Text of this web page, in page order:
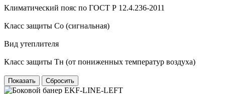
Климатический пояс по ГОСТ Р 12.4.236-2011
Класс защиты Со (сигнальная)
Вид утеплителя
Класс защиты Тн (от пониженных температур воздуха)
Сбросить